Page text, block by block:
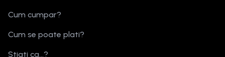
Cum cumpar?
Cum se poate plati?
Stiati ca...?